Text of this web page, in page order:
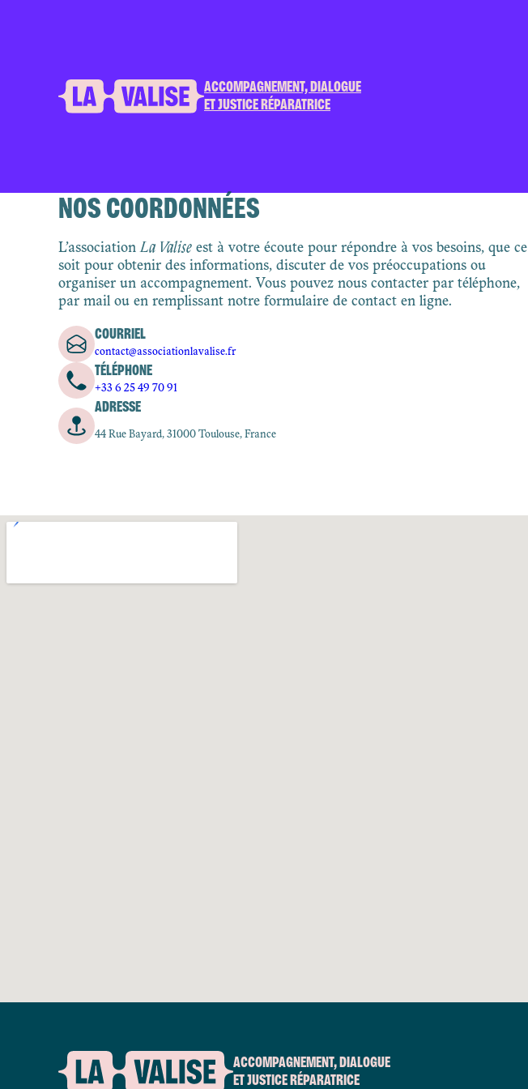
ACCOMPAGNEMENT, DIALOGUE
ET JUSTICE RÉPARATRICE
NOS COORDONNÉES
L’associationLa Valise est à votre écoute pour répondre à vos besoins, que ce
soit pour obtenir des informations, discuter de vos préoccupations ou
organiser un accompagnement. Vous pouvez nous contacter par téléphone,
par mail ou en remplissant notre formulaire de contact en ligne.
COURRIEL
contact@associationlavalise.fr
TÉLÉPHONE
+33 6 25 49 70 91
ADRESSE
44 Rue Bayard, 31000 Toulouse, France
ACCOMPAGNEMENT, DIALOGUE
ET JUSTICE RÉPARATRICE